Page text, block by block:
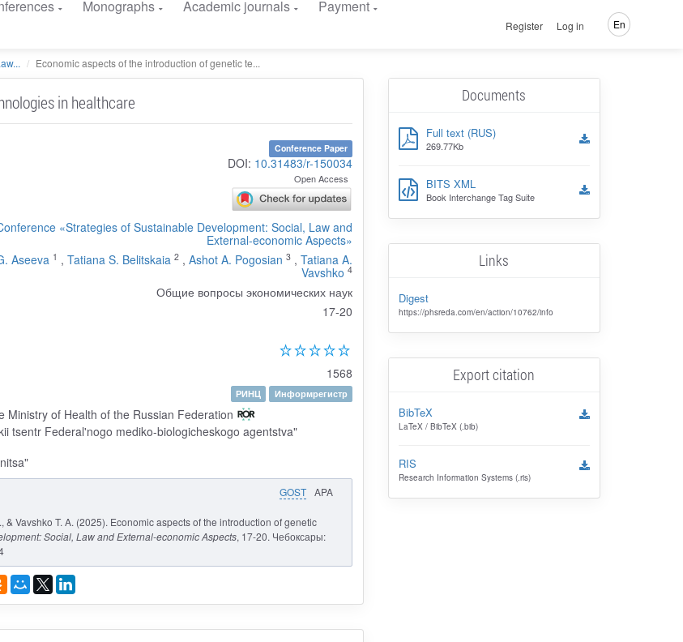
Monographs Academic journals
Payment
Register Log in En
Economic aspects of the introduction of genetic te...
in healthcare
Conference Paper
DOI: 10.31483/r-150034
Open Access
«Strategies of Sustainable Development: Social, Law and
External-economic Aspects»
Aseeva 1 , Tatiana S. Belitskaia 2 , Ashot A. Pogosian 3 , Tatiana A.
Vavshko 4
Общие вопросы экономических наук
17-20
1568
РИНЦ
Информрегистр
Ministry of Health of the Russian Federation
tsentr Federal'nogo mediko-biologicheskogo agentstva"
GOST APA
& Vavshko T. A. (2025). Economic aspects of the introduction of genetic
Social, Law and External-economic Aspects, 17-20. Чебоксары:
Documents
Full text (RUS)
269.77Kb
BITS XML
Book Interchange Tag Suite
Links
Digest
https://phsreda.com/en/action/10762/info
Export citation
BibTeX
LaTeX / BibTeX (.bib)
RIS
Research Information Systems (.ris)